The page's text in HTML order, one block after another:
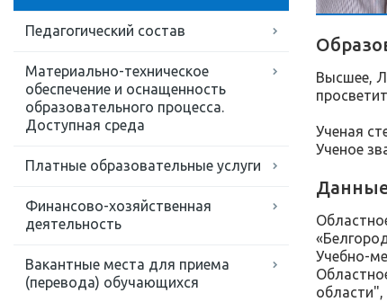
Педагогический состав
Материально-техническое
обеспечение и оснащенность
образовательного процесса.
Доступная среда
Платные образовательные услуги
Финансово-хозяйственная
деятельность
Вакантные места для приема
(перевода) обучающихся
Высшее,
Ученая
Ученое
Учебно-
области",